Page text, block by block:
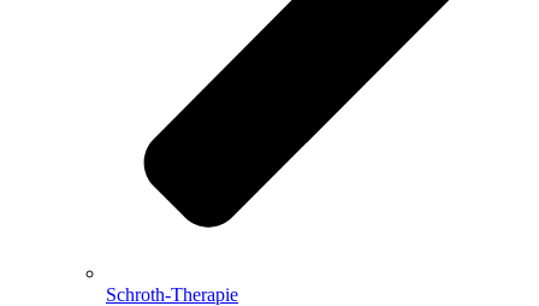
Schroth-Therapie